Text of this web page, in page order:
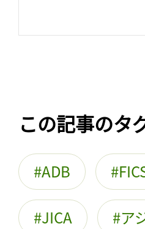
この記事のタ
ADB
JICA ア